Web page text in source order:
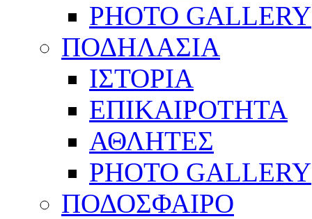
PHOTO GALLERY
ΠΟΔΗΛΑΣΙΑ
ΙΣΤΟΡΙΑ
ΕΠΙΚΑΙΡΟΤΗΤΑ
ΑΘΛΗΤΕΣ
PHOTO GALLERY
ΠΟΔΟΣΦΑΙΡΟ